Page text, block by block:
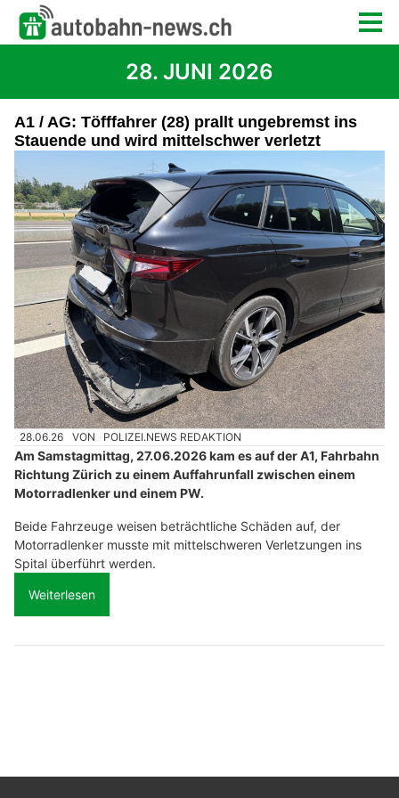
28. JUNI 2026
A1 / AG: Töfffahrer (28) prallt ungebremst ins
Stauende und wird mittelschwer verletzt
28.06.26 VON POLIZEI.NEWS REDAKTION
Am Samstagmittag, 27.06.2026 kam es auf der A1, Fahrbahn
Richtung Zürich zu einem Auffahrunfall zwischen einem
Motorradlenker und einem PW.
Beide Fahrzeuge weisen beträchtliche Schäden auf, der
Motorradlenker musste mit mittelschweren Verletzungen ins
Spital überführt werden.
Weiterlesen